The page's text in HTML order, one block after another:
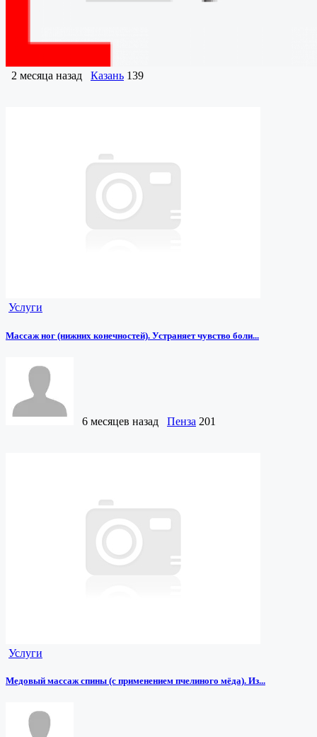
2 месяца назад Казань 139
Услуги
Массаж ног (нижних конечностей). Устраняет чувство боли...
6 месяцев назад Пенза 201
Услуги
Медовый массаж спины (с применением пчелиного мёда). Из...